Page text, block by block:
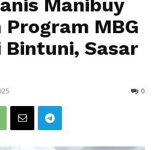
Manibuy
MBG
Bintuni, Sasar
0